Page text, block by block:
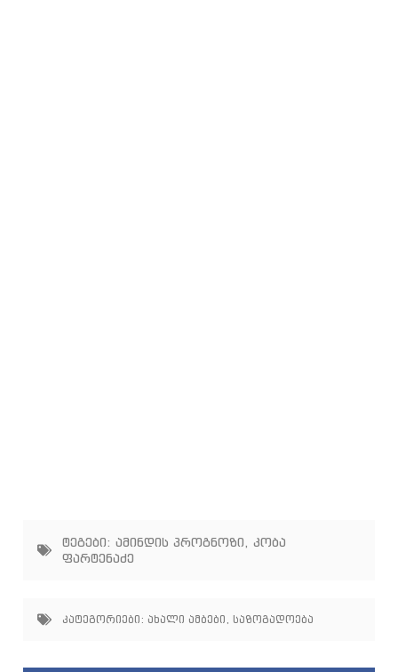
ტეგები: ამინდის პროგნოზი, კობა
ფარტენაძე
კატეგორიები: ახალი ამბები , საზოგადოება